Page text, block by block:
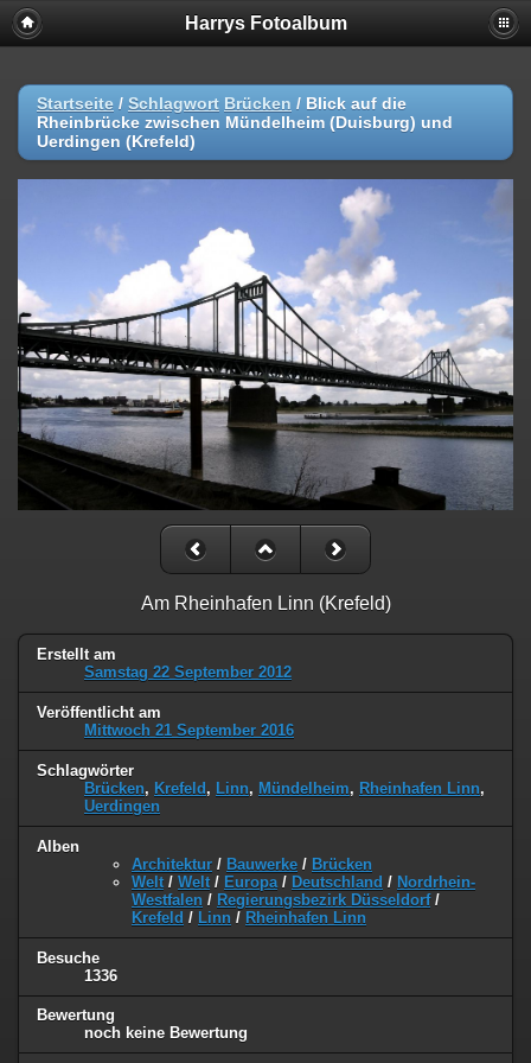
Harrys Fotoalbum
Startseite / Schlagwort Brücken / Blick auf die
Rheinbrücke zwischen Mündelheim (Duisburg) und
Uerdingen (Krefeld)
Am Rheinhafen Linn (Krefeld)
Erstellt am
Samstag 22 September 2012
Veröffentlicht am
Mittwoch 21 September 2016
Schlagwörter
Brücken, Krefeld , Linn, Mündelheim, Rheinhafen Linn,
Uerdingen
Alben
Architektur / Bauwerke / Brücken
Welt / Welt / Europa / Deutschland / Nordrhein-
Westfalen / Regierungsbezirk Düsseldorf/
Krefeld / Linn / Rheinhafen Linn
Besuche
1336
Bewertung
noch keine Bewertung